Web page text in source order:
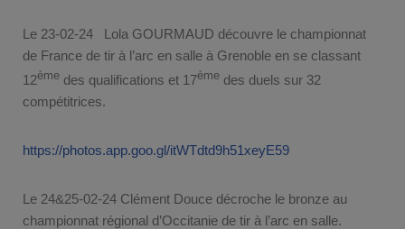
Le 23-02-24 Lola GOURMAUD découvre le championnat
de France de tir à l’arc en salle à Grenoble en se classant
12ème des qualifications et 17ème des duels sur 32
compétitrices.
https://photos.app.goo.gl/itWTdtd9h51xeyE59
Le 24&25-02-24 Clément Douce décroche le bronze au
championnat régional d’Occitanie de tir à l’arc en salle.